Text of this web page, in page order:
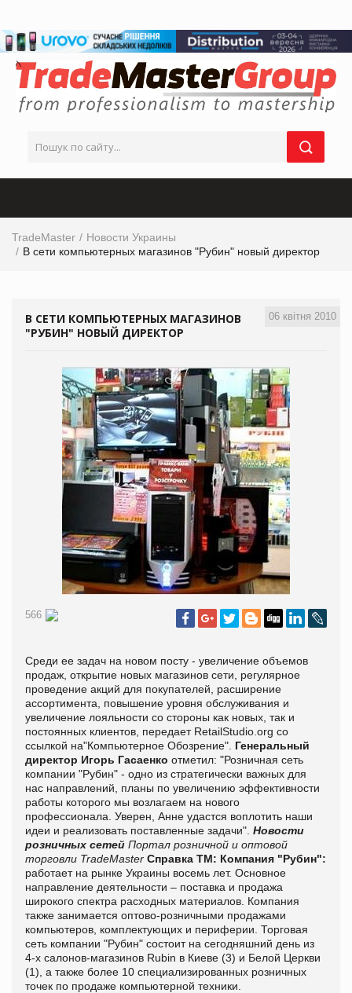
TradeMaster
Новости Украины
В сети компьютерных магазинов "Рубин" новый директор
06 квітня 2010
В СЕТИ КОМПЬЮТЕРНЫХ МАГАЗИНОВ
"РУБИН" НОВЫЙ ДИРЕКТОР
566
Среди ее задач на новом посту - увеличение объемов
продаж, открытие новых магазинов сети, регулярное
проведение акций для покупателей, расширение
ассортимента, повышение уровня обслуживания и
увеличение лояльности со стороны как новых, так и
постоянных клиентов, передает RetailStudio.org со
ссылкой на"Компьютерное Обозрение". Генеральный
директор Игорь Гасаенко отметил: "Розничная сеть
компании "Рубин" - одно из стратегически важных для
нас направлений, планы по увеличению эффективности
работы которого мы возлагаем на нового
профессионала. Уверен, Анне удастся воплотить наши
идеи и реализовать поставленные задачи". Новости
розничных сетей Портал розничной и оптовой
торговли TradeMaster Справка ТМ: Компания "Рубин":
работает на рынке Украины восемь лет. Основное
направление деятельности – поставка и продажа
широкого спектра расходных материалов. Компания
также занимается оптово-розничными продажами
компьютеров, комплектующих и периферии. Торговая
сеть компании "Рубин" состоит на сегодняшний день из
4-х салонов-магазинов Rubin в Киеве (3) и Белой Церкви
(1), а также более 10 специализированных розничных
точек по продаже компьютерной техники.